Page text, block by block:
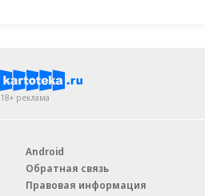
18+ реклама
Android
Обратная связь
Правовая информация